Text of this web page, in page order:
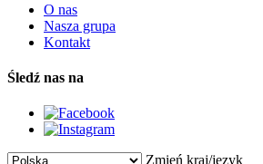
O nas
Nasza grupa
Kontakt
Śledź nas na
Zmień kraj/język